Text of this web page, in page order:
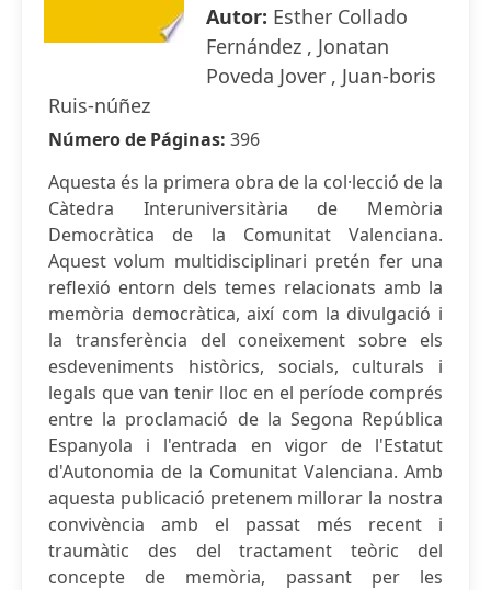
Autor: Esther Collado
Fernández , Jonatan
Poveda Jover , Juan-boris
Ruis-núñez
Número de Páginas: 396
Aquesta és la primera obra de la col·lecció de la
Càtedra Interuniversitària de Memòria
Democràtica de la Comunitat Valenciana.
Aquest volum multidisciplinari pretén fer una
reflexió entorn dels temes relacionats amb la
memòria democràtica, així com la divulgació i
la transferència del coneixement sobre els
esdeveniments històrics, socials, culturals i
legals que van tenir lloc en el període comprés
entre la proclamació de la Segona República
Espanyola i l'entrada en vigor de l'Estatut
d'Autonomia de la Comunitat Valenciana. Amb
aquesta publicació pretenem millorar la nostra
convivència amb el passat més recent i
traumàtic des del tractament teòric del
concepte de memòria, passant per les